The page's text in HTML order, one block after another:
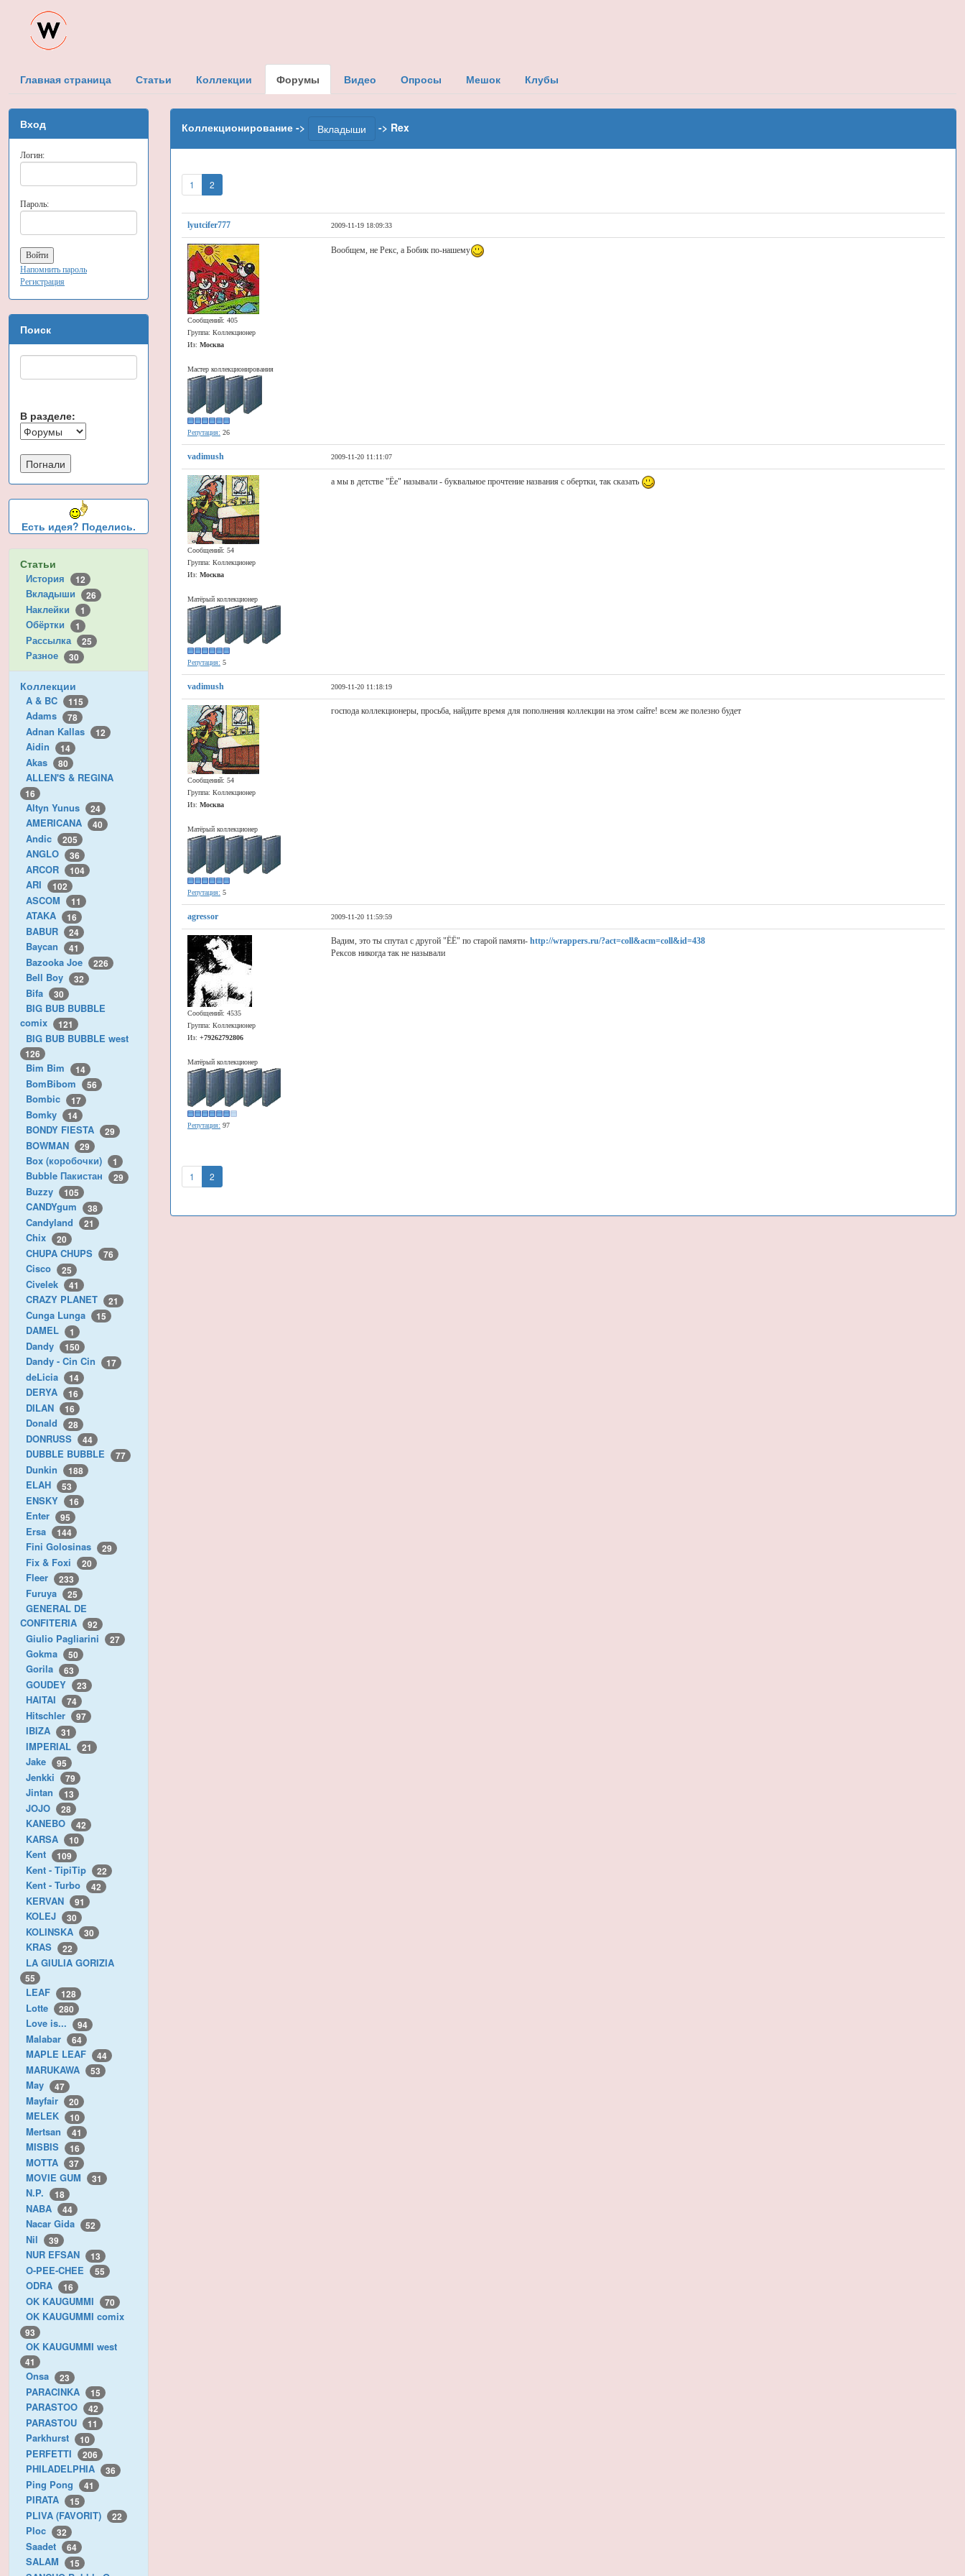
Главная страница Статьи Коллекции Форумы Видео Опросы Мешок Клубы
Вход
Логин:
Пароль:
Напомнить пароль
Регистрация
Поиск
В разделе:
Есть идея? Поделись.
Статьи
История 12
Вкладыши 26
Наклейки 1
Обёртки 1
Рассылка 25
Разное 30
Коллекции
A & BC 115
Adams 78
Adnan Kallas 12
Aidin 14
Akas 80
ALLEN'S & REGINA
16
Altyn Yunus 24
AMERICANA 40
Andic 205
ANGLO 36
ARCOR 104
ARI 102
ASCOM 11
ATAKA 16
BABUR 24
Baycan 41
Bazooka Joe 226
Bell Boy 32
Bifa 30
BIG BUB BUBBLE
comix
121
BIG BUB BUBBLE west
126
Bim Bim 14
BomBibom 56
Bombic 17
Bomky 14
BONDY FIESTA 29
BOWMAN 29
Box (коробочки) 1
Bubble Пакистан 29
Buzzy 105
CANDYgum 38
Candyland 21
Chix 20
CHUPA CHUPS 76
Cisco 25
Civelek 41
CRAZY PLANET 21
Cunga Lunga 15
DAMEL 1
Dandy 150
Dandy - Cin Cin 17
deLicia 14
DERYA 16
DILAN 16
Donald 28
DONRUSS 44
DUBBLE BUBBLE 77
Dunkin 188
ELAH 53
ENSKY 16
Enter 95
Ersa 144
Fini Golosinas 29
Fix & Foxi 20
Fleer 233
Furuya 25
GENERAL DE
CONFITERIA
92
Giulio Pagliarini 27
Gokma 50
Gorila 63
GOUDEY 23
HAITAI 74
Hitschler 97
IBIZA 31
IMPERIAL 21
Jake 95
Jenkki 79
Jintan 13
JOJO 28
KANEBO 42
KARSA 10
Kent 109
Kent - TipiTip 22
Kent - Turbo 42
KERVAN 91
KOLEJ 30
KOLINSKA 30
KRAS 22
LA GIULIA GORIZIA
55
LEAF 128
Lotte 280
Love is... 94
Malabar 64
MAPLE LEAF 44
MARUKAWA 53
May 47
Mayfair 20
MELEK 10
Mertsan 41
MISBIS 16
MOTTA 37
MOVIE GUM 31
N.P. 18
NABA 44
Nacar Gida 52
Nil 39
NUR EFSAN 13
O-PEE-CHEE 55
ODRA 16
OK KAUGUMMI 70
OK KAUGUMMI comix
93
OK KAUGUMMI west
41
Onsa 23
PARACINKA 15
PARASTOO 42
PARASTOU 11
Parkhurst 10
PERFETTI 206
PHILADELPHIA 36
Ping Pong 41
PIRATA 15
PLIVA (FAVORIT) 22
Ploc 32
Saadet 64
SALAM 15
Коллекционирование -> Вкладыши -> Rex
1 2
lyutcifer777 2009-11-19 18:09:33
Сообщений: 405
Группа: Коллекционер
Из: Москва
Мастер коллекционирования
Репутация: 26
Вообщем, не Рекс, а Бобик по-нашему
vadimush 2009-11-20 11:11:07
Сообщений: 54
Группа: Коллекционер
Из: Москва
Матёрый коллекционер
Репутация: 5
а мы в детстве "Ёе" называли - буквальное прочтение названия с обертки, так сказать
vadimush 2009-11-20 11:18:19
Сообщений: 54
Группа: Коллекционер
Из: Москва
Матёрый коллекционер
Репутация: 5
господа коллекционеры, просьба, найдите время для пополнения коллекции на этом сайте! всем же полезно будет
agressor 2009-11-20 11:59:59
Сообщений: 4535
Группа: Коллекционер
Из: +79262792806
Матёрый коллекционер
Репутация: 97
Вадим, это ты спутал с другой "ЁЁ" по старой памяти- http://wrappers.ru/?act=coll&acm=coll&id=438
Рексов никогда так не называли
1 2